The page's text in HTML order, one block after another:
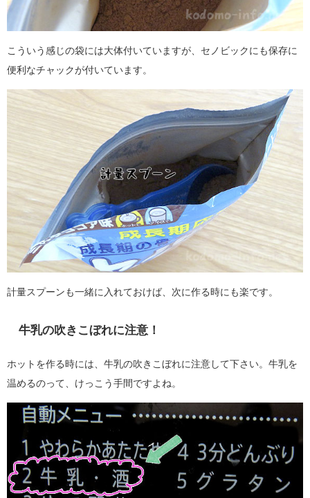
こういう感じの袋には大体付いていますが、セノビックにも保存に
便利なチャックが付いています。
計量スプーンも一緒に入れておけば、次に作る時にも楽です。
牛乳の吹きこぼれに注意！
ホットを作る時には、牛乳の吹きこぼれに注意して下さい。牛乳を
温めるのって、けっこう手間ですよね。